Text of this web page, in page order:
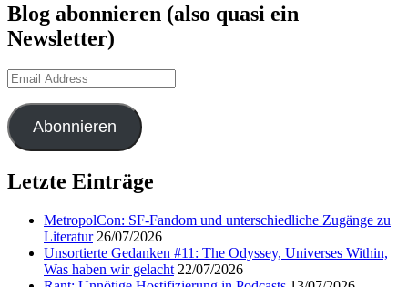
Blog abonnieren (also quasi ein
Newsletter)
Email
Address
Abonnieren
Letzte Einträge
MetropolCon: SF-Fandom und unterschiedliche Zugänge zu
Literatur 26/07/2026
Unsortierte Gedanken #11: The Odyssey, Universes Within,
Was haben wir gelacht 22/07/2026